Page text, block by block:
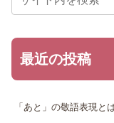
最近の投稿
「あと」の敬語表現と